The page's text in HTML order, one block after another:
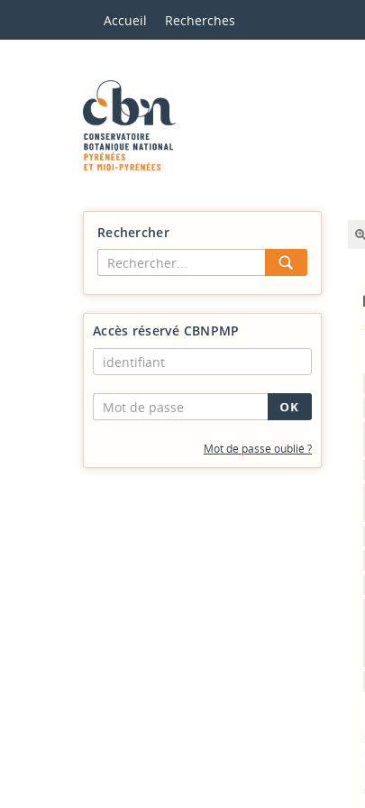
Accueil Recherches
Rechercher
Accès réservé CBNPMP
Mot de passe oublié ?